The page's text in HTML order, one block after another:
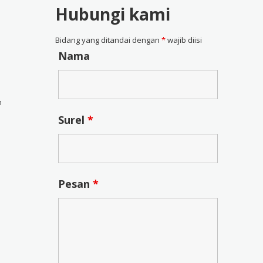
Hubungi kami
Bidang yang ditandai dengan*wajib diisi
Nama
Surel*
Pesan*